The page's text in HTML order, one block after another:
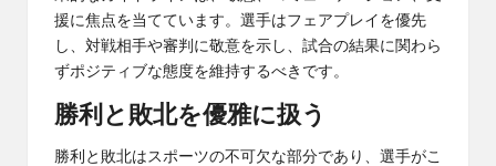
援に焦点を当てています。選手はフェアプレイを優先
し、対戦相手や審判に敬意を示し、試合の結果に関わら
ずポジティブな態度を維持するべきです。
勝利と敗北を優雅に扱う
勝利と敗北はスポーツの不可欠な部分であり、選手がこ